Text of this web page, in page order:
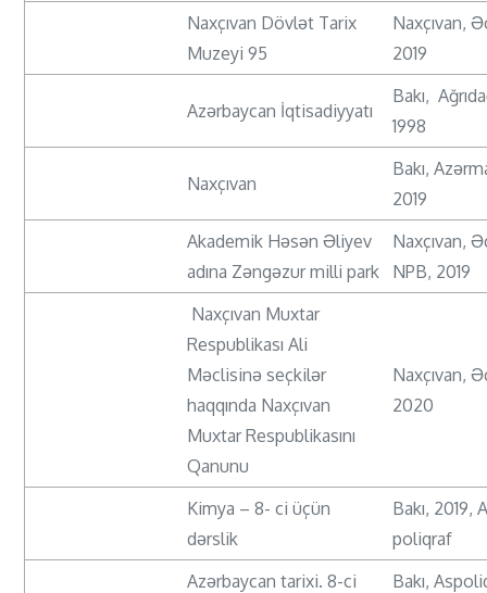
Naxçıvan Dövlət Tarix
Muzeyi 95
Naxçıvan,
2019
Azərbaycan İqtisadiyyatı
Bakı,
1998
Naxçıvan
Bakı,
2019
Akademik Həsən Əliyev
adına Zəngəzur milli park
Naxçıvan,
NPB, 2019
Naxçıvan Muxtar
Respublikası Ali
Məclisinə seçkilər
haqqında Naxçıvan
Muxtar Respublikasını
Qanunu
Naxçıvan,
2020
Kimya – 8- ci üçün
dərslik
Bakı, 2019,
poliqraf
Azərbaycan tarixi. 8-ci
Bakı,